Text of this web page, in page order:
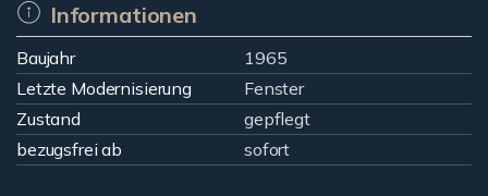
Informationen
Baujahr
1965
Letzte Modernisierung
Fenster
Zustand
gepflegt
bezugsfrei ab
sofort